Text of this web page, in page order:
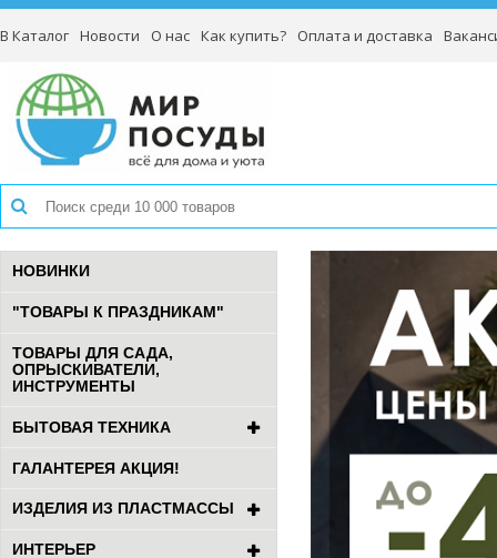
В Каталог Новости О нас Как купить? Оплата и доставка
НОВИНКИ
"ТОВАРЫ К ПРАЗДНИКАМ"
ТОВАРЫ ДЛЯ САДА,
ОПРЫСКИВАТЕЛИ,
ИНСТРУМЕНТЫ
БЫТОВАЯ ТЕХНИКА
ГАЛАНТЕРЕЯ АКЦИЯ!
ИЗДЕЛИЯ ИЗ ПЛАСТМАССЫ
ИНТЕРЬЕР